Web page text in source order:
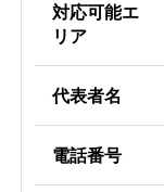
対応可能エ
リア
代表者名
電話番号